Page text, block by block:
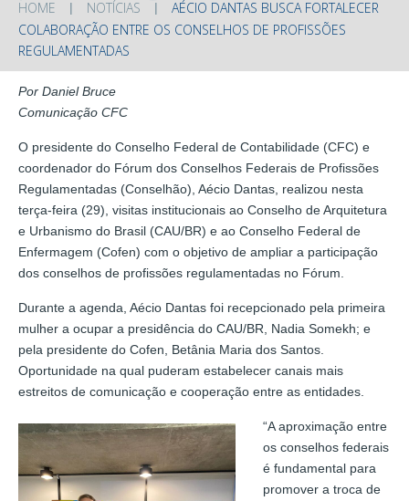
HOME NOTÍCIAS
AÉCIO DANTAS BUSCA FORTALECER
COLABORAÇÃO ENTRE OS CONSELHOS DE PROFISSÕES
REGULAMENTADAS
Por Daniel Bruce
Comunicação CFC
O presidente do Conselho Federal de Contabilidade (CFC) e
coordenador do Fórum dos Conselhos Federais de Profissões
Regulamentadas (Conselhão), Aécio Dantas, realizou nesta
terça-feira (29), visitas institucionais ao Conselho de Arquitetura
e Urbanismo do Brasil (CAU/BR) e ao Conselho Federal de
Enfermagem (Cofen) com o objetivo de ampliar a participação
dos conselhos de profissões regulamentadas no Fórum.
Durante a agenda, Aécio Dantas foi recepcionado pela primeira
mulher a ocupar a presidência do CAU/BR, Nadia Somekh; e
pela presidente do Cofen, Betânia Maria dos Santos.
Oportunidade na qual puderam estabelecer canais mais
estreitos de comunicação e cooperação entre as entidades.
“A aproximação entre
os conselhos federais
é fundamental para
promover a troca de